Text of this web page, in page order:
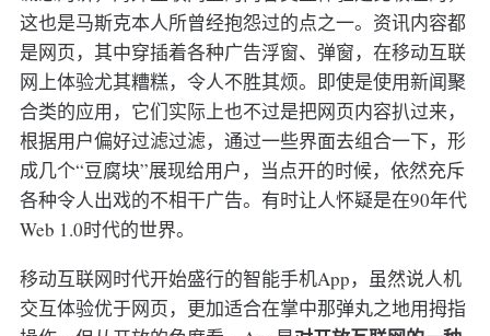
这也是马斯克本人所曾经抱怨过的点之一。资讯内容都
是网页，其中穿插着各种广告浮窗、弹窗，在移动互联
网上体验尤其糟糕，令人不胜其烦。即使是使用新闻聚
合类的应用，它们实际上也不过是把网页内容扒过来，
根据用户偏好过滤过滤，通过一些界面去组合一下，形
成几个“豆腐块”展现给用户，当点开的时候，依然充斥
各种令人出戏的不相干广告。有时让人怀疑是在90年代
Web 1.0时代的世界。
移动互联网时代开始盛行的智能手机App，虽然说人机
交互体验优于网页，更加适合在掌中那弹丸之地用拇指